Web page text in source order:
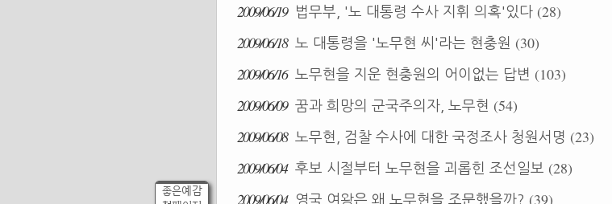
좋은예감
2009/06/19
법무부, '노 대통령 수사 지휘 의혹'있다 (28)
2009/06/18 노 대통령을 '노무현 씨'라는 현충원 (30)
2009/06/16 노무현을 지운 현충원의 어이없는 답변 (103)
2009/06/09 꿈과 희망의 군국주의자, 노무현 (54)
2009/06/08 노무현, 검찰 수사에 대한 국정조사 청원서명 (23)
2009/06/04 후보 시절부터 노무현을 괴롭힌 조선일보 (28)
2009/06/04
영국 여왕은 왜 노무현을 조문했을까? (39)